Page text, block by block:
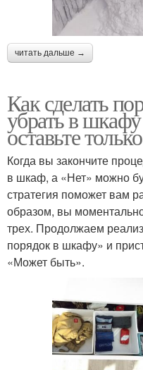
читать дальше →
Как сделать
убрать в
оставьте
Когда вы закончите
в шкаф, а «Нет» можно
стратегия поможет вам
образом, вы
трех. Продолжаем
порядок в шкафу» и
«Может быть».